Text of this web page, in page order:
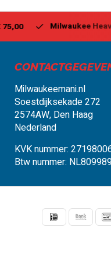
Center Vandaag
Milwaukeemani.nl
Soestdijksekade 272
2574AW, Den Haag
Nederland
KVK nummer:
Btw nummer: